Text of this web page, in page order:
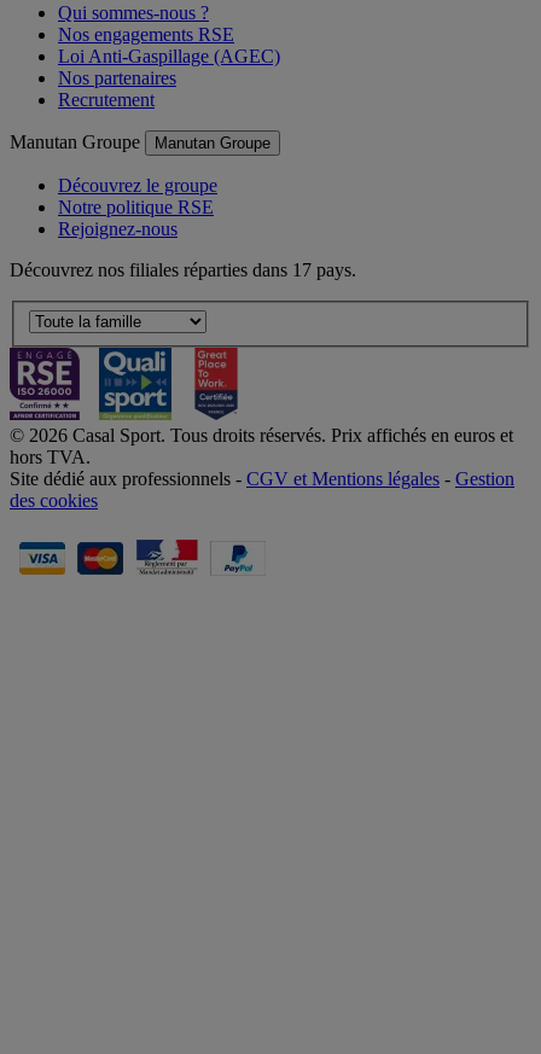
Qui sommes-nous ?
Nos engagements RSE
Loi Anti-Gaspillage (AGEC)
Nos partenaires
Recrutement
Manutan Groupe Manutan Groupe
Découvrez le groupe
Notre politique RSE
Rejoignez-nous
Découvrez nos filiales réparties dans 17 pays.
© 2026 Casal Sport. Tous droits réservés. Prix affichés en euros et
hors TVA.
Site dédié aux professionnels - CGV et Mentions légales - Gestion
des cookies